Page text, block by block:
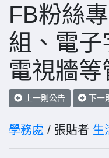
FB粉絲
組、電子
電視牆
上一則公告 下一
學務處 / 張貼者 生